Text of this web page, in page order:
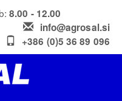
8.00 - 12.00
info@agrosal.si
+386 (0)5 36 89 096